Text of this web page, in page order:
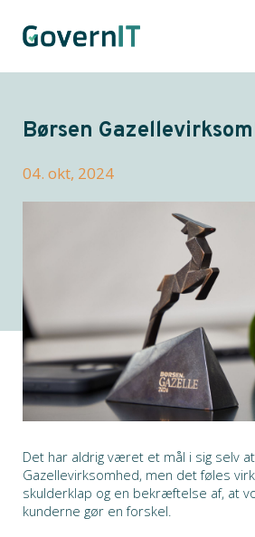
Børsen
04. okt, 2024
Det har aldrig været et mål i sig selv
Gazellevirksomhed, men det føles
skulderklap og en bekræftelse af, at
kunderne gør en forskel.